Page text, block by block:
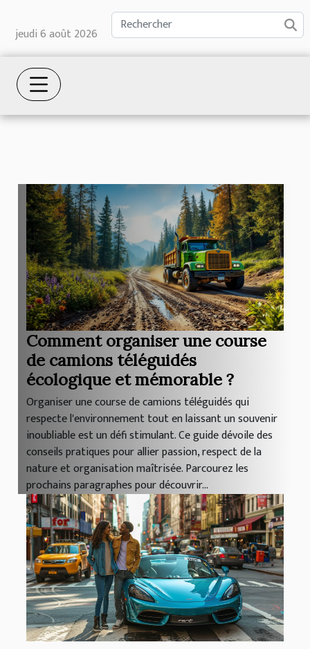
jeudi 6 août 2026
Comment organiser une course
de camions téléguidés
écologique et mémorable ?
Organiser une course de camions téléguidés qui
respecte l'environnement tout en laissant un souvenir
inoubliable est un défi stimulant. Ce guide dévoile des
conseils pratiques pour allier passion, respect de la
nature et organisation maîtrisée. Parcourez les
prochains paragraphes pour découvrir...